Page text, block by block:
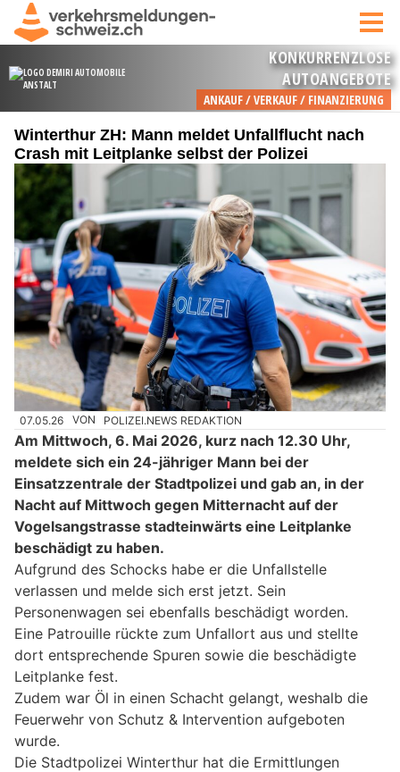
Winterthur ZH: Mann meldet Unfallflucht nach
Crash mit Leitplanke selbst der Polizei
07.05.26 VON POLIZEI.NEWS REDAKTION
Am Mittwoch, 6. Mai 2026, kurz nach 12.30 Uhr,
meldete sich ein 24-jähriger Mann bei der
Einsatzzentrale der Stadtpolizei und gab an, in der
Nacht auf Mittwoch gegen Mitternacht auf der
Vogelsangstrasse stadteinwärts eine Leitplanke
beschädigt zu haben.
Aufgrund des Schocks habe er die Unfallstelle
verlassen und melde sich erst jetzt. Sein
Personenwagen sei ebenfalls beschädigt worden.
Eine Patrouille rückte zum Unfallort aus und stellte
dort entsprechende Spuren sowie die beschädigte
Leitplanke fest.
Zudem war Öl in einen Schacht gelangt, weshalb die
Feuerwehr von Schutz & Intervention aufgeboten
wurde.
Die Stadtpolizei Winterthur hat die Ermittlungen